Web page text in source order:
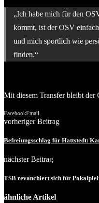
„Ich habe mich für den
kommt, ist der OSV
und mich sportlich wie
finden.“
Mit diesem Transfer bleibt der
FacebookEmail
vorheriger Beitrag
Befreiungsschlag für Hattstedt:
nächster Beitrag
TSB revanchiert sich für
ähnliche Artikel